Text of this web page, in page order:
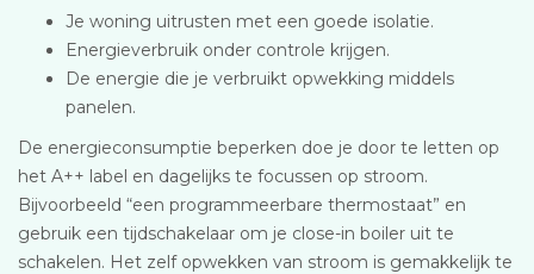
Je woning uitrusten met een goede isolatie.
Energieverbruik onder controle krijgen.
De energie die je verbruikt opwekking middels
panelen.
De energieconsumptie beperken doe je door te letten op
het A++ label en dagelijks te focussen op stroom.
Bijvoorbeeld “een programmeerbare thermostaat” en
gebruik een tijdschakelaar om je close-in boiler uit te
schakelen. Het zelf opwekken van stroom is gemakkelijk te